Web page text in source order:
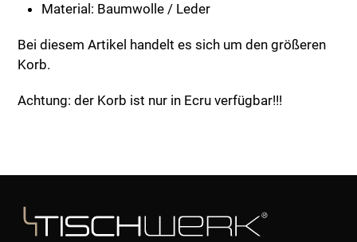
Material: Baumwolle / Leder
Bei diesem Artikel handelt es sich um den größeren
Korb.
Achtung: der Korb ist nur in Ecru verfügbar!!!